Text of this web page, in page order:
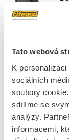
Tato webová
K
sociálních
soubory
sdílíme se
analýzy.
informacemi,
ks
Přidat k